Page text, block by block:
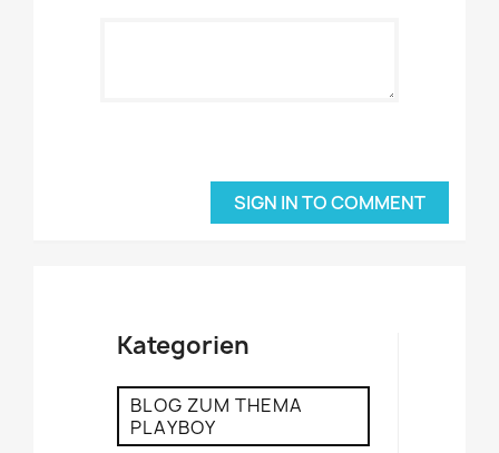
SIGN IN TO COMMENT
Kategorien
BLOG ZUM THEMA
PLAYBOY